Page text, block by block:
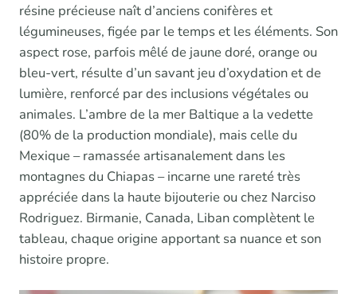
résine précieuse naît d’anciens conifères et
légumineuses, figée par le temps et les éléments. Son
aspect rose, parfois mêlé de jaune doré, orange ou
bleu-vert, résulte d’un savant jeu d’oxydation et de
lumière, renforcé par des inclusions végétales ou
animales. L’ambre de la mer Baltique a la vedette
(80% de la production mondiale), mais celle du
Mexique – ramassée artisanalement dans les
montagnes du Chiapas – incarne une rareté très
appréciée dans la haute bijouterie ou chez Narciso
Rodriguez. Birmanie, Canada, Liban complètent le
tableau, chaque origine apportant sa nuance et son
histoire propre.